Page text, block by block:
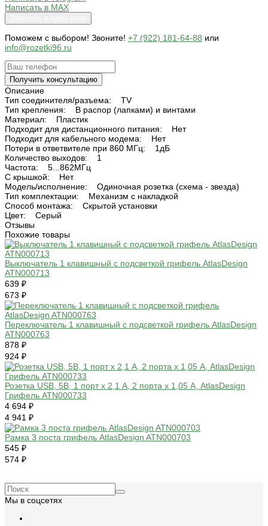
Написать в MAX
Поможем c выбором! Звоните! +7 (922) 181-64-88 или
info@rozetki96.ru
Получить консультацию
Описание
Тип соединителя/разъема: TV
Тип крепления: В распор (лапками) и винтами
Материал: Пластик
Подходит для дистанционного питания: Нет
Подходит для кабельного модема: Нет
Потери в ответвителе при 860 МГц: 1дБ
Количество выходов: 1
Частота: 5...862МГц
С крышкой: Нет
Модель/исполнение: Одиночная розетка (схема - звезда)
Тип комплектации: Механизм с накладкой
Способ монтажа: Скрытой установки
Цвет: Серый
Отзывы
Похожие товары
Выключатель 1 клавишный с подсветкой грифель AtlasDesign
ATN000713
639 ₽
673 ₽
Переключатель 1 клавишный с подсветкой грифель AtlasDesign
ATN000763
878 ₽
924 ₽
Розетка USB, 5В, 1 порт x 2,1 А, 2 порта х 1,05 А, AtlasDesign
Грифель ATN000733
4 694 ₽
4 941 ₽
Рамка 3 поста грифель AtlasDesign ATN000703
545 ₽
574 ₽
Мы в соцсетях